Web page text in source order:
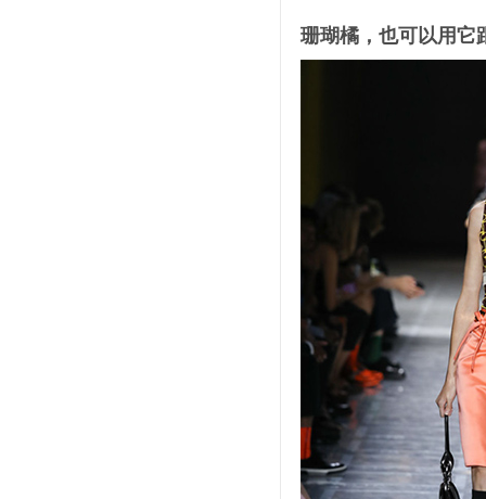
珊瑚橘，也可以用它